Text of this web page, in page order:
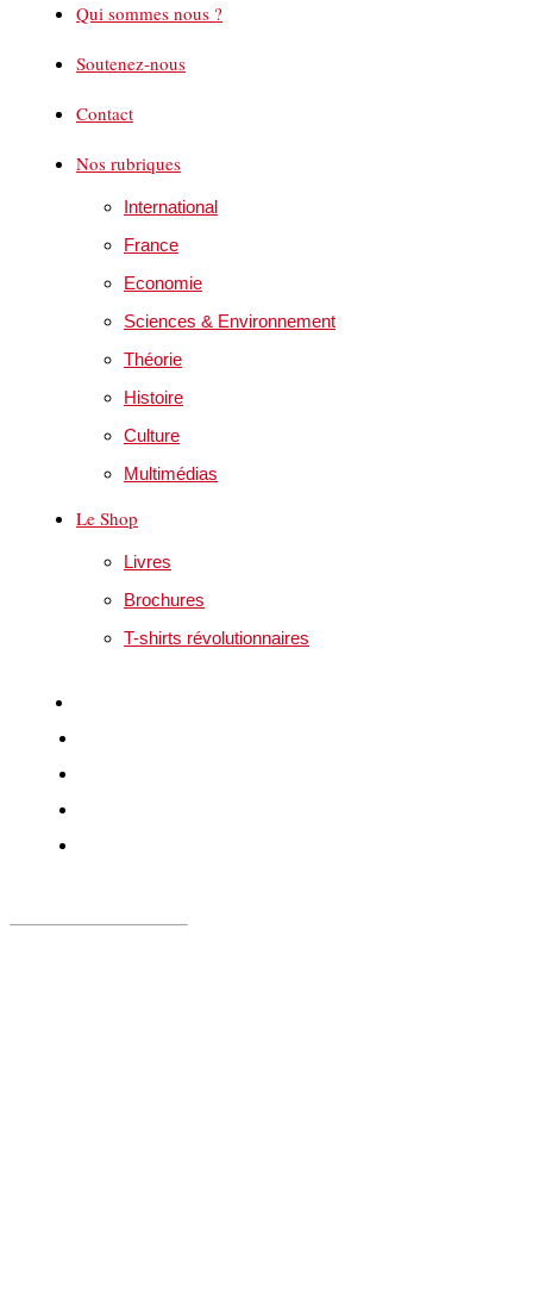
Qui sommes nous ?
Soutenez-nous
Contact
Nos rubriques
International
France
Economie
Sciences & Environnement
Théorie
Histoire
Culture
Multimédias
Le Shop
Livres
Brochures
T-shirts révolutionnaires